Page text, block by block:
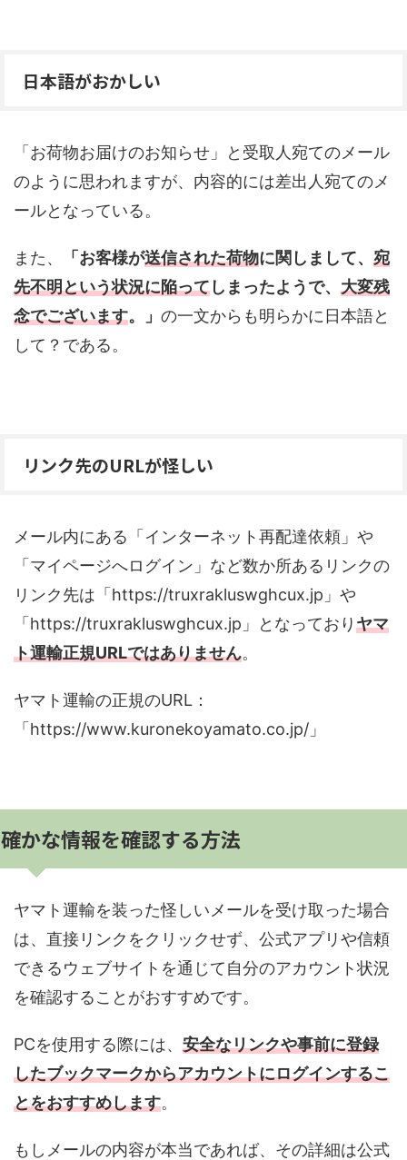
日本語がおかしい
「お荷物お届けのお知らせ」と受取人宛てのメール
のように思われますが、内容的には差出人宛てのメ
ールとなっている。
また、 「お客様が送信された荷物に関しまして、 宛
先不明という状況に陥ってしまったようで、 大変残
念でございます。」 の一文からも明らかに日本語と
して？である。
リンク先のURLが怪しい
メール内にある「インターネット再配達依頼」や
「マイページへログイン」など数か所あるリンクの
リンク先は「https://truxrakluswghcux.jp」や
「https://truxrakluswghcux.jp」となっておりヤマ
ト運輸正規URLではありません。
ヤマト運輸の正規のURL：
「https://www.kuronekoyamato.co.jp/」
確かな情報を確認する方法
ヤマト運輸を装った怪しいメールを受け取った場合
は、直接リンクをクリックせず、公式アプリや信頼
できるウェブサイトを通じて自分のアカウント状況
を確認することがおすすめです。
PCを使用する際には、 安全なリンクや事前に登録
したブックマークからアカウントにログインするこ
とをおすすめします。
もしメールの内容が本当であれば、その詳細は公式